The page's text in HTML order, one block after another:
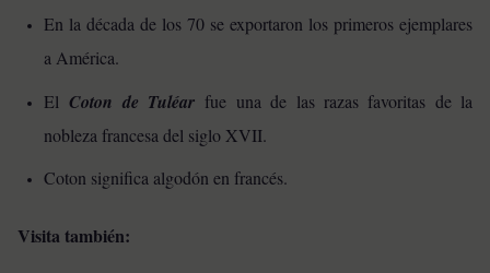
En la década de los 70 se exportaron los primeros ejemplares
a América.
ElCoton de Tuléar fue una de las razas favoritas de la
nobleza francesa del siglo XVII.
Coton significa algodón en francés.
Visita también: